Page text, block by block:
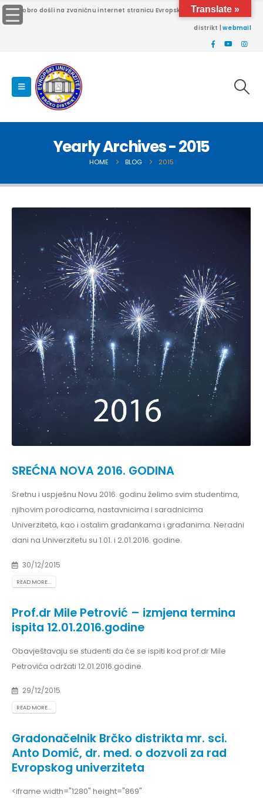
Dobro došli na zvaničnu internet stranicu Evropskog univerziteta Brčko
distrikt |webmail
Yearly Archives - 2015
HOME BLOG 2015
SREĆNA NOVA 2016. GODINA
Sretnu i uspješnu Novu 2016. godinu želimo svim studentima,
njihovim porodicama, nastavnicima i saradnicima
Univerziteta, kao i ostalim građankama i građanima. Neradni
dani na Univerzitetu su 1.01. i 2.01.2016. godine.
30/12/2015
READ MORE...
Prof.dr Mile Petrović – izmjena termina
ispita 12.01.2016.godine
Obavještavaju se studenti da će se ispiti kod prof.dr Mile
Petrovića održati 12.01.2016.godine.
29/12/2015
READ MORE...
Gradonačelnik Brčko distrikta mr. sci.
Anto Domić, dr. med. o dozvoli za rad
Evropskog univerziteta
<iframe width="1280" height="869"
Translate »